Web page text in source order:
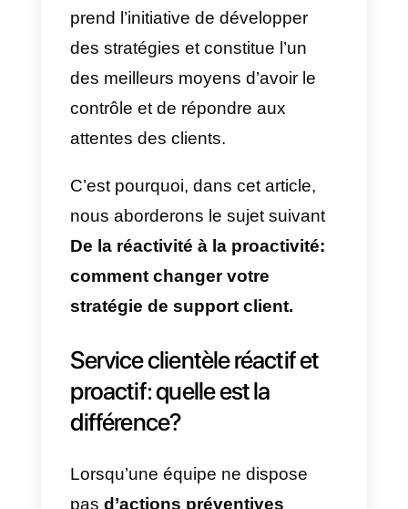
les autres.
La fidélité à la marque est
lorsqu’une entreprise crée une
grâce à un service efficace et
proactif. Contrairement à la
proactivité
réactivité
événement avant de réagir. Dans
clients peut être un véritable défi.
Cependant, un service proactif
des stratégies et constitue l’un